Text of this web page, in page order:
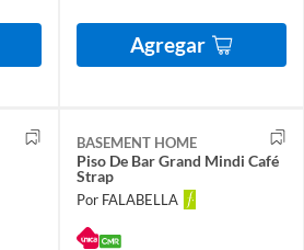
Agregar
BASEMENT HOME
Piso De Bar Grand Mindi Café
Strap
Por FALABELLA